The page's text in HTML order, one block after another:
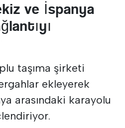
ve İspanya
taşıma şirketi
ekleyerek
arasındaki karayolu